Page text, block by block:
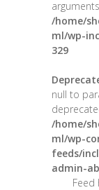
/home/
ml/wp-
329
null to
/home/
ml/wp-
feeds/
admin-
Feed